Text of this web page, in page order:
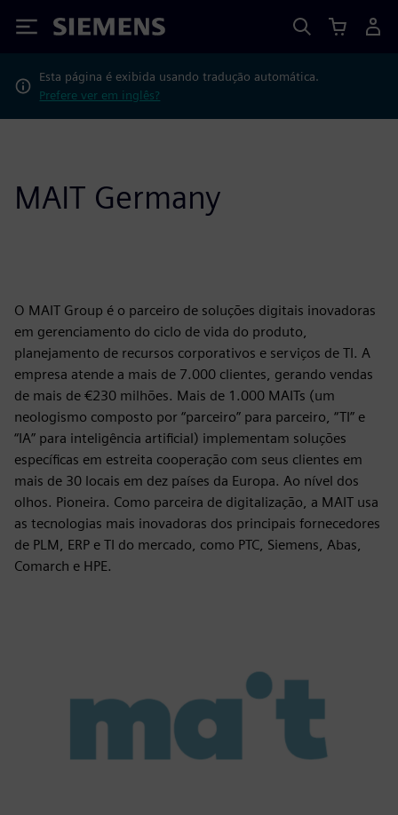
Siemens
Esta página é exibida usando tradução automática.
Prefere ver em inglês?
MAIT Germany
O MAIT Group é o parceiro de soluções digitais inovadoras
em gerenciamento do ciclo de vida do produto,
planejamento de recursos corporativos e serviços de TI. A
empresa atende a mais de 7.000 clientes, gerando vendas
de mais de €230 milhões. Mais de 1.000 MAITs (um
neologismo composto por “parceiro” para parceiro, “TI” e
“IA” para inteligência artificial) implementam soluções
específicas em estreita cooperação com seus clientes em
mais de 30 locais em dez países da Europa. Ao nível dos
olhos. Pioneira. Como parceira de digitalização, a MAIT usa
as tecnologias mais inovadoras dos principais fornecedores
de PLM, ERP e TI do mercado, como PTC, Siemens, Abas,
Comarch e HPE.